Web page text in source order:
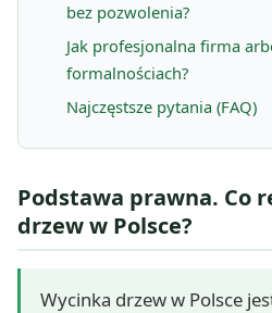
bez pozwolenia?
Jak profesjonalna firma
formalnościach?
Najczęstsze pytania (FAQ)
Podstawa prawna. Co
drzew w Polsce?
Wycinka drzew w Polsce